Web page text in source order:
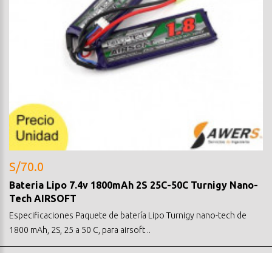
S/70.0
Bateria Lipo 7.4v 1800mAh 2S 25C-50C Turnigy Nano-
Tech AIRSOFT
Especificaciones Paquete de batería Lipo Turnigy nano-tech de
1800 mAh, 2S, 25 a 50 C, para airsoft ..